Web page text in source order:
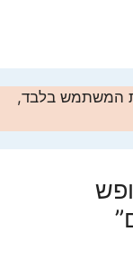
המשתמש בלבד,